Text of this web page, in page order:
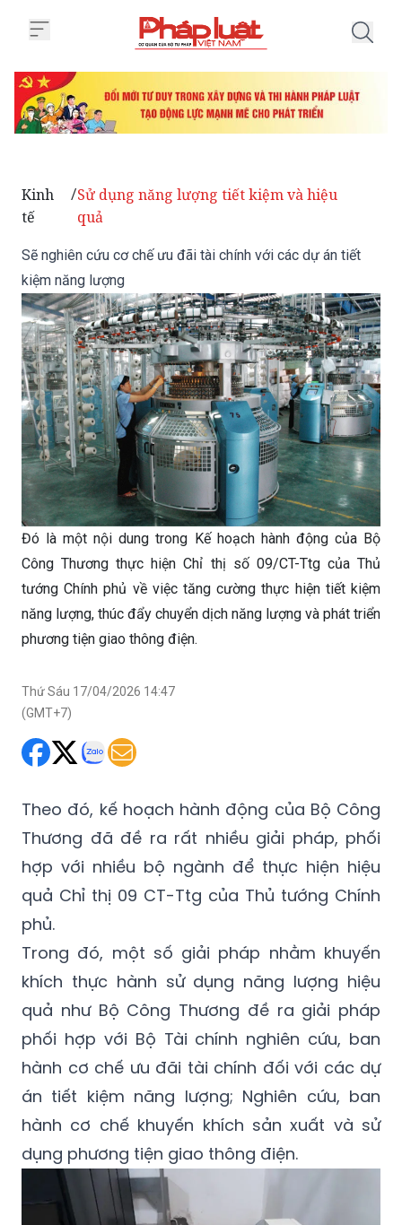
Kinh
tế
/Sử dụng năng lượng tiết kiệm và hiệu
quả
Sẽ nghiên cứu cơ chế ưu đãi tài chính với các dự án tiết
kiệm năng lượng
Đó là một nội dung trong Kế hoạch hành động của Bộ
Công Thương thực hiện Chỉ thị số 09/CT-Ttg của Thủ
tướng Chính phủ về việc tăng cường thực hiện tiết kiệm
năng lượng, thúc đẩy chuyển dịch năng lượng và phát triển
phương tiện giao thông điện.
Thứ Sáu 17/04/2026 14:47
(GMT+7)
Theo đó, kế hoạch hành động của Bộ Công
Thương đã đề ra rất nhiều giải pháp, phối
hợp với nhiều bộ ngành để thực hiện hiệu
quả Chỉ thị 09 CT-Ttg của Thủ tướng Chính
phủ.
Trong đó, một số giải pháp nhằm khuyến
khích thực hành sử dụng năng lượng hiệu
quả như Bộ Công Thương đề ra giải pháp
phối hợp với Bộ Tài chính nghiên cứu, ban
hành cơ chế ưu đãi tài chính đối với các dự
án tiết kiệm năng lượng; Nghiên cứu, ban
hành cơ chế khuyến khích sản xuất và sử
dụng phương tiện giao thông điện.